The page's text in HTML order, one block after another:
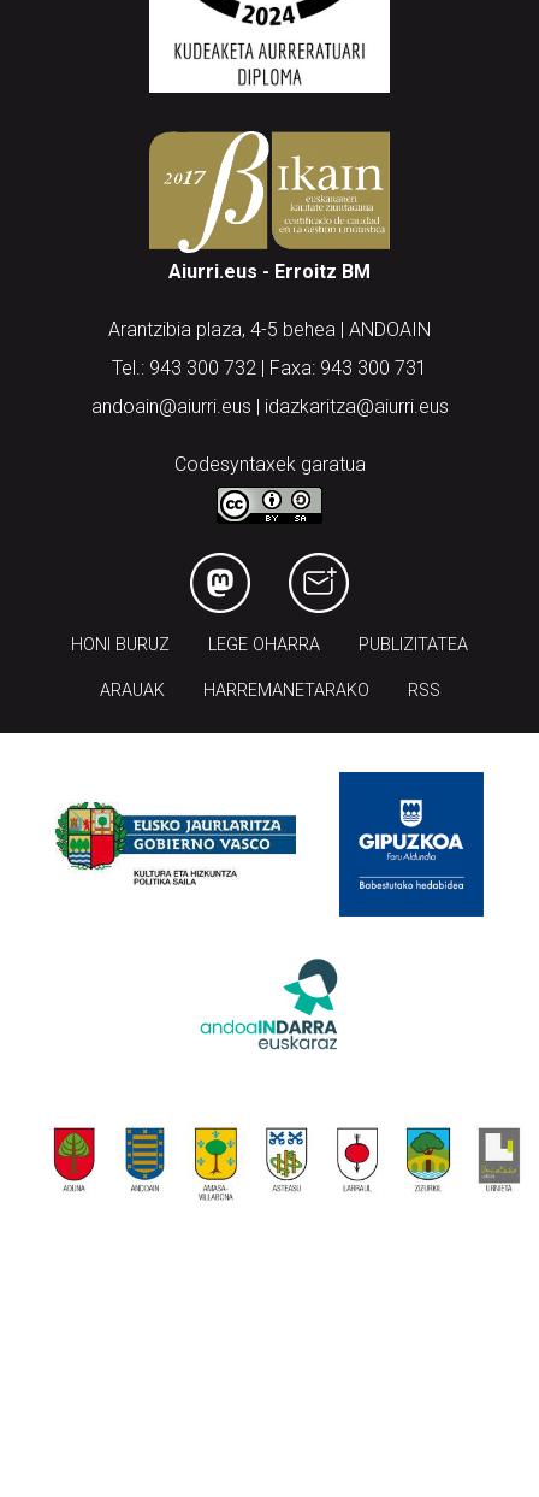
Aiurri.eus - Erroitz BM
Arantzibia plaza, 4-5 behea | ANDOAIN
Tel.: 943 300 732 | Faxa: 943 300 731
andoain@aiurri.eus | idazkaritza@aiurri.eus
Codesyntaxek garatua
HONI BURUZ LEGE OHARRA PUBLIZITATEA
ARAUAK HARREMANETARAKO RSS